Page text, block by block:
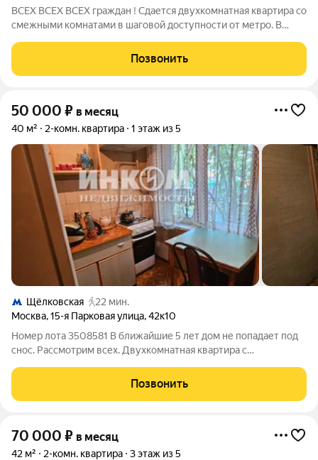
ВСЕХ ВСЕХ ВСЕХ граждан ! Сдается двухкомнатная квартира со
смежными комнатами в шаговой доступности от метро. В
набором бытовой техники . Санузел совместный. Балкон.
Длительный срок аренды. По всем
Позвонить
50 000 ₽ в месяц
40 м² 2-комн. квартира 1 этаж из 5
Щёлковская
22 мин.
Москва,15-я Парковая улица,42к10
Номер лота 3508581 В ближайшие 5 лет дом не попадает под
снос. Рассмотрим всех. Двухкомнатная квартира с
мебель и бытовая техника. Санузел совмещенный. Сантехника
в рабочем состоянии. Развитая
Позвонить
70 000 ₽ в месяц
42 м² 2-комн. квартира 3 этаж из 5